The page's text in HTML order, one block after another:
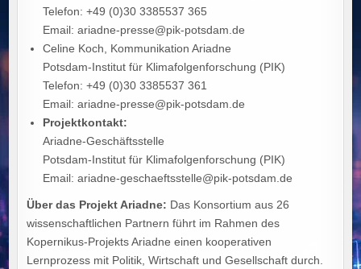
Telefon: +49 (0)30 3385537 365
Email: ariadne-presse@pik-potsdam.de
Celine Koch, Kommunikation Ariadne
Potsdam-Institut für Klimafolgenforschung (PIK)
Telefon: +49 (0)30 3385537 361
Email: ariadne-presse@pik-potsdam.de
Projektkontakt:
Ariadne-Geschäftsstelle
Potsdam-Institut für Klimafolgenforschung (PIK)
Email: ariadne-geschaeftsstelle@pik-potsdam.de
Über das Projekt Ariadne: Das Konsortium aus 26
wissenschaftlichen Partnern führt im Rahmen des
Kopernikus-Projekts Ariadne einen kooperativen
Lernprozess mit Politik, Wirtschaft und Gesellschaft durch.